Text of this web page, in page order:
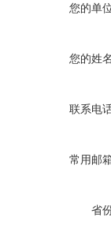
您的单
您的姓
联系电
常用邮
省